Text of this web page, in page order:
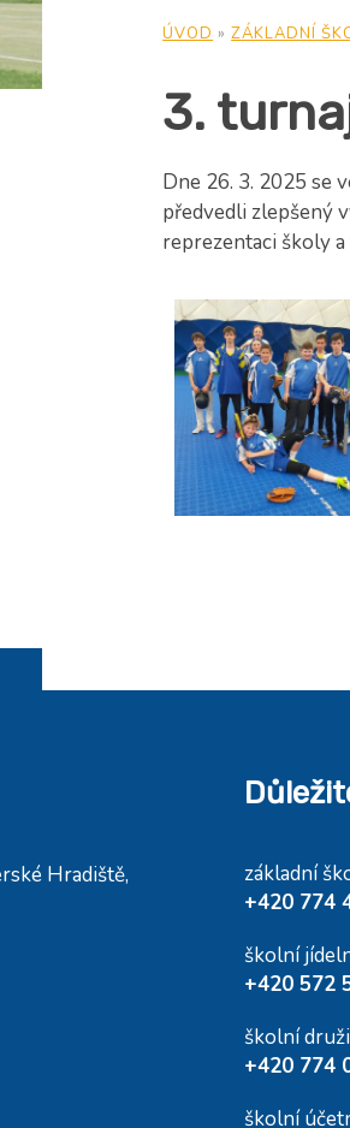
ÚVOD » ZÁKLADNÍ
3.
Dne 26. 3. 2025 se
předvedli zlepšený
reprezentaci školy
Hradiště,
základní
+420 774
školní
+420 572
školní
+420 774
školní